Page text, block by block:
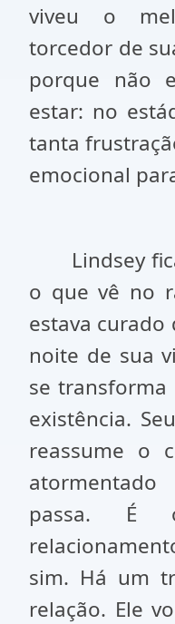
viveu o
torcedor de
porque não
estar: no
tanta
emocional
Lindsey
o que vê no
estava curado
noite de sua
se
existência.
reassume o
passa.
sim. Há um
relação. Ele